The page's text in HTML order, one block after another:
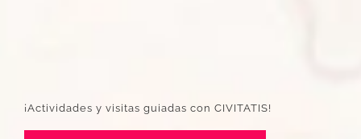
¡Actividades y visitas guiadas con CIVITATIS!